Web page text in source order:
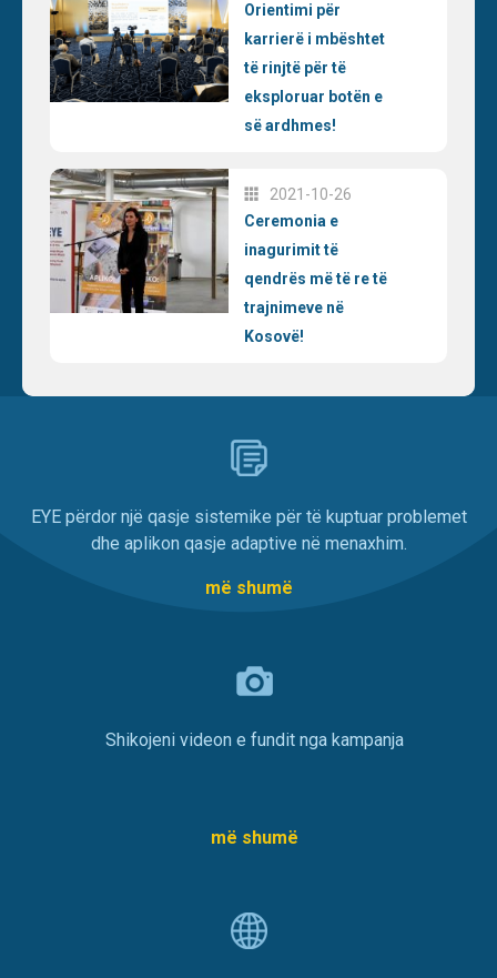
Orientimi për
karrierë i mbështet
të rinjtë për të
eksploruar botën e
së ardhmes!
2021-10-26
Ceremonia e
inagurimit të
qendrës më të re të
trajnimeve në
Kosovë!
EYE përdor një qasje sistemike për të kuptuar problemet
dhe aplikon qasje adaptive në menaxhim.
më shumë
Shikojeni videon e fundit nga kampanja
më shumë